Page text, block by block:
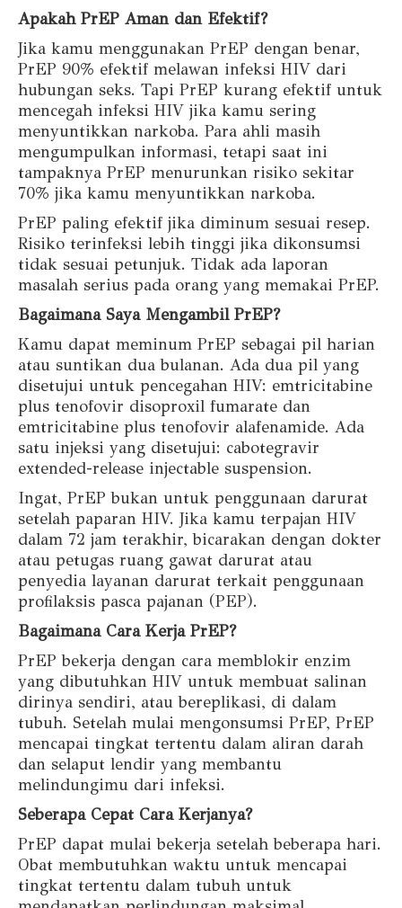
Apakah PrEP Aman dan Efektif?
Jika kamu menggunakan PrEP dengan benar,
PrEP 90% efektif melawan infeksi HIV dari
hubungan seks. Tapi PrEP kurang efektif untuk
mencegah infeksi HIV jika kamu sering
menyuntikkan narkoba. Para ahli masih
mengumpulkan informasi, tetapi saat ini
tampaknya PrEP menurunkan risiko sekitar
70% jika kamu menyuntikkan narkoba.
PrEP paling efektif jika diminum sesuai resep.
Risiko terinfeksi lebih tinggi jika dikonsumsi
tidak sesuai petunjuk. Tidak ada laporan
masalah serius pada orang yang memakai PrEP.
Bagaimana Saya Mengambil PrEP?
Kamu dapat meminum PrEP sebagai pil harian
atau suntikan dua bulanan. Ada dua pil yang
disetujui untuk pencegahan HIV: emtricitabine
plus tenofovir disoproxil fumarate dan
emtricitabine plus tenofovir alafenamide. Ada
satu injeksi yang disetujui: cabotegravir
extended-release injectable suspension.
Ingat, PrEP bukan untuk penggunaan darurat
setelah paparan HIV. Jika kamu terpajan HIV
dalam 72 jam terakhir, bicarakan dengan dokter
atau petugas ruang gawat darurat atau
penyedia layanan darurat terkait penggunaan
profilaksis pasca pajanan (PEP).
Bagaimana Cara Kerja PrEP?
PrEP bekerja dengan cara memblokir enzim
yang dibutuhkan HIV untuk membuat salinan
dirinya sendiri, atau bereplikasi, di dalam
tubuh. Setelah mulai mengonsumsi PrEP, PrEP
mencapai tingkat tertentu dalam aliran darah
dan selaput lendir yang membantu
melindungimu dari infeksi.
Seberapa Cepat Cara Kerjanya?
PrEP dapat mulai bekerja setelah beberapa hari.
Obat membutuhkan waktu untuk mencapai
tingkat tertentu dalam tubuh untuk